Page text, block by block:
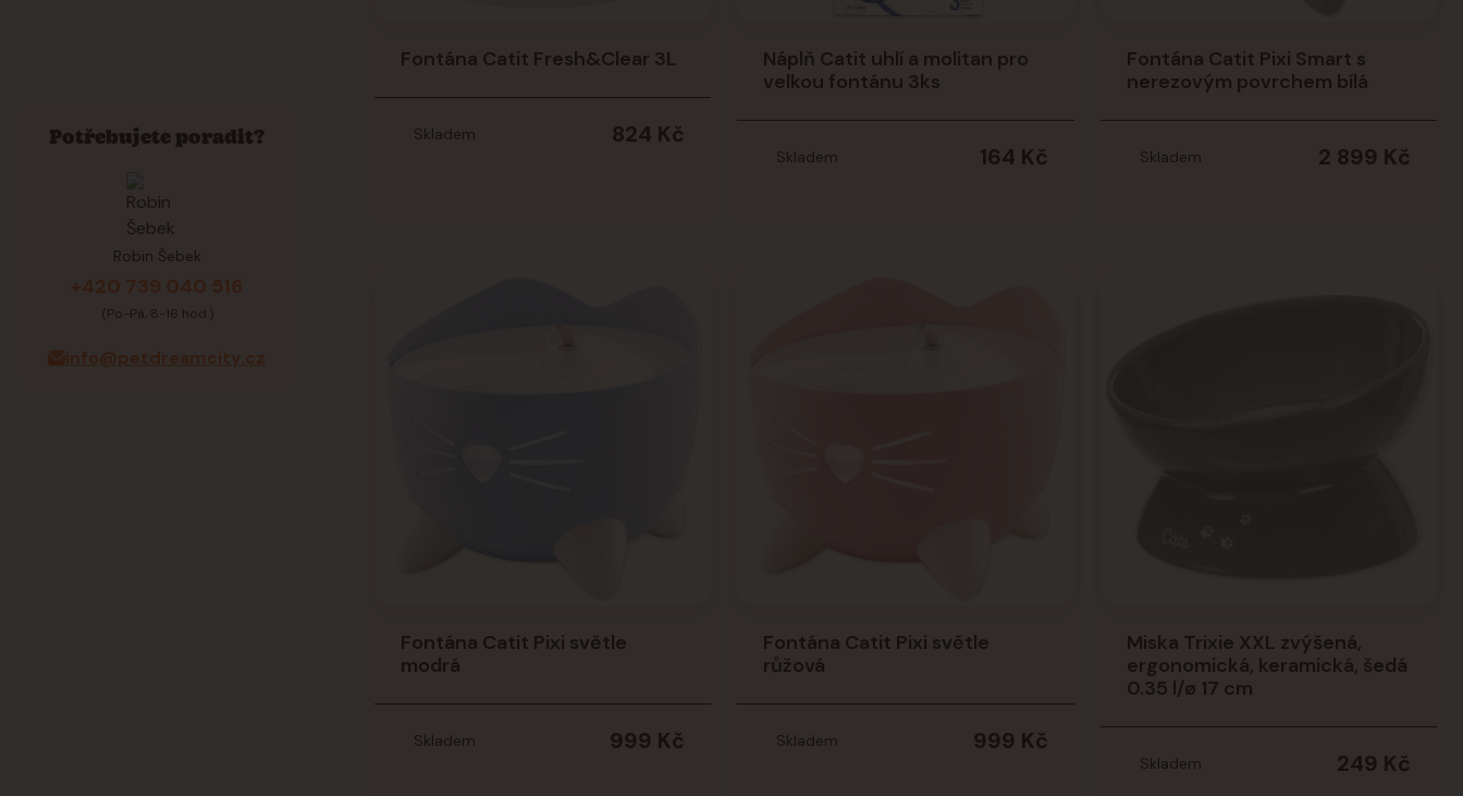
Fontána Catit Fresh&Clear 3L
824 Kč
Skladem
Náplň Catit uhlí a molitan pro
velkou fontánu 3ks
164 Kč
Skladem
Fontána Catit Pixi Smart s
nerezovým povrchem bílá
2 899 Kč
Skladem
Fontána Catit Pixi světle
modrá
999 Kč
Skladem
Fontána Catit Pixi světle
růžová
999 Kč
Skladem
Miska Trixie XXL zvýšená,
ergonomická, keramická, šedá
0.35 l/ø 17 cm
249 Kč
Skladem
Potřebujete poradit?
Robin Šebek
+420 739 040 516
(Po-Pá, 8-16 hod.)
info@petdreamcity.cz